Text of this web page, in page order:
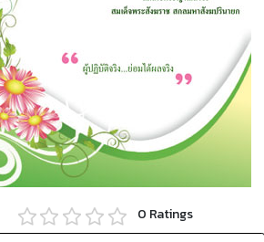
0 Ratings